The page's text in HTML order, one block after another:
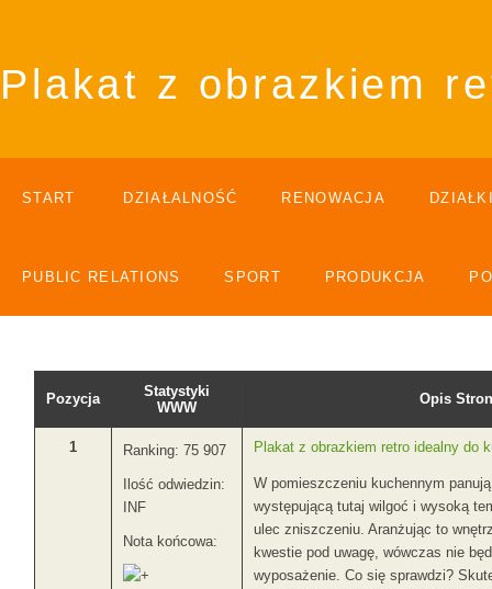
Plakat z obrazkiem
START DZIAŁALNOŚĆ RENOWACJA
PUBLIC RELATIONS SPORT PRODUKCJA
Pozycja
Statystyki
WWW
Opis
1 Ranking: 75 907
Ilość odwiedzin:
INF
Nota końcowa:
Plakat z obrazkiem retro idealny do
W pomieszczeniu kuchennym
występującą tutaj wilgoć i wysoką
ulec zniszczeniu. Aranżując to
kwestie pod uwagę, wówczas nie
wyposażenie. Co się sprawdzi?